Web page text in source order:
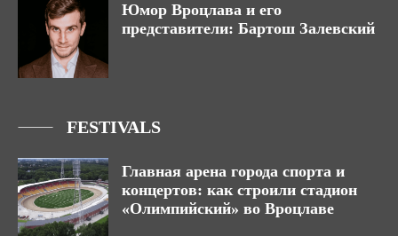
Юмор Вроцлава и его
представители: Бартош Залевский
FESTIVALS
Главная арена города спорта и
концертов: как строили стадион
«Олимпийский» во Вроцлаве